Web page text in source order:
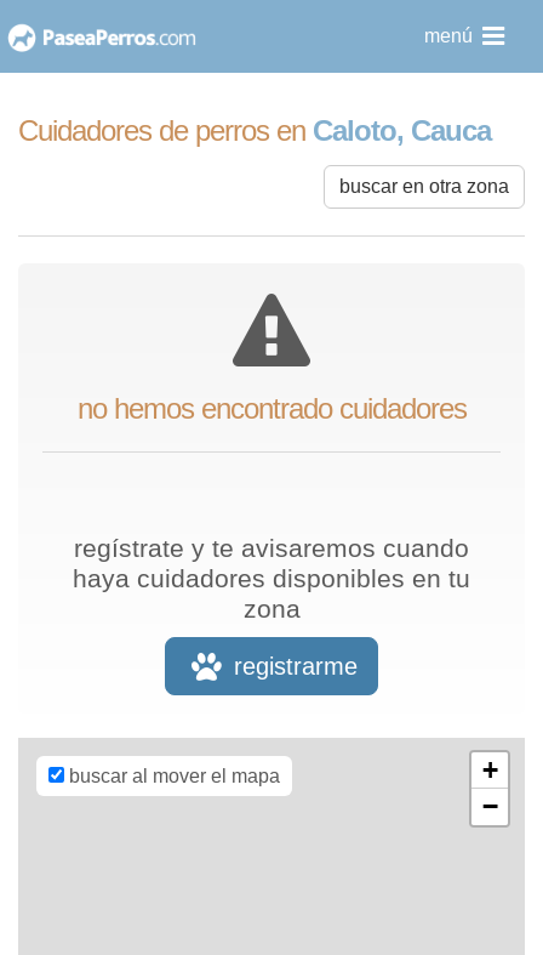
al
menú
Cuidadores de perros en Caloto, Cauca
buscar en otra zona
no hemos encontrado cuidadores
regístrate y te avisaremos cuando
haya cuidadores disponibles en tu
zona
registrarme
buscar al mover el mapa
+
−
OpenStreetMap
CC-BY-SA